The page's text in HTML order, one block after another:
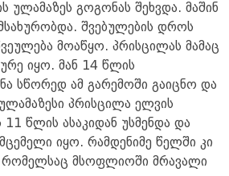
ულამაზეს გოგონას შეხვდა. მაშინ
შვებულების დროს
მოაწყო. პრისცილას მამაც
იყო. მან 14 წლის
სწორედ ამ გარემოში გაიცნო და
პრისცილა ელვის
წლის ასაკიდან უსმენდა და
იყო. რამდენიმე წელში კი
რომელსაც მსოფლიოში მრავალი